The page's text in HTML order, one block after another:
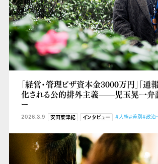
「経営・管理ビザ資本金3000万円」「通
化される公的排外主義——児玉晃一弁護
ー
2026.3.9 安田菜津紀 インタビュー #人権#差別#政治